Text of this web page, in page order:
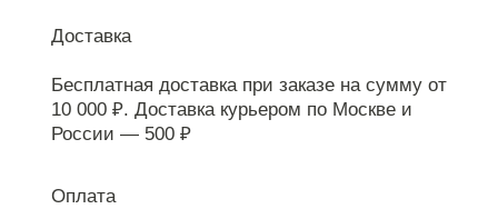
Доставка
Бесплатная доставка при заказе на сумму от
10 000 ₽. Доставка курьером по Москве и
России — 500 ₽
Оплата